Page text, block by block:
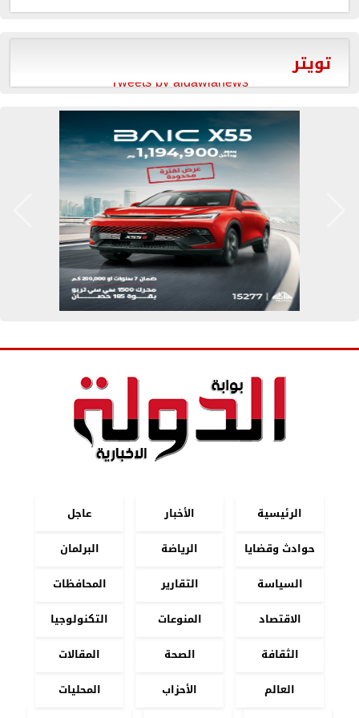
تويتر
Tweets by aldawlanews
الرئيسية الأخبار
عاجل
حوادث وقضايا
الرياضة
البرلمان
السياسة
التقارير
المحافظات
الاقتصاد
المنوعات
التكنولوجيا
الثقافة
الصحة
المقالات
العالم
الأحزاب
المحليات